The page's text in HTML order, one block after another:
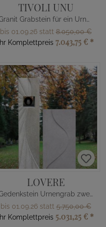
TIVOLI UNU
Granit Grabstein für ein Urnengrab mit Blume
bis 01.09.26 statt8.050,00 €
Ihr Komplettpreis 7.043,75 € *
LOVERE
Gedenkstein Urnengrab zweiteilig Sonne
bis 01.09.26 statt5.750,00 €
Ihr Komplettpreis 5.031,25 € *